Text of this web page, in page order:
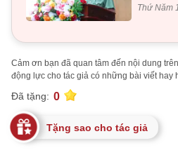
Thứ Năm
Cảm ơn bạn đã quan tâm đến nội dung
động lực cho tác giả có những bài viết hay
Đã tặng: 0
Tặng sao cho tác giả